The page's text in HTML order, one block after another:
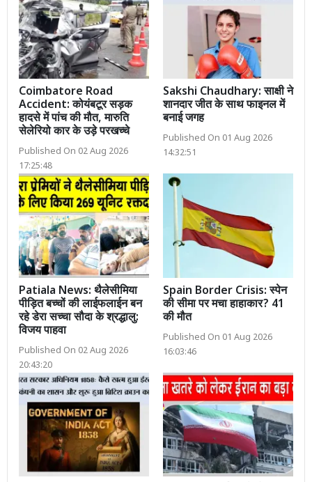
Coimbatore Road
Accident: कोयंबटूर सड़क
हादसे में पांच की मौत, मारुति
सेलेरियो कार के उड़े परखच्चे
Published On 02 Aug 2026
17:25:48
Sakshi Chaudhary: साक्षी ने
शानदार जीत के साथ फाइनल में
बनाई जगह
Published On 01 Aug 2026
14:32:51
Patiala News: थैलेसीमिया
पीड़ित बच्चों की लाईफलाईन बन
रहे डेरा सच्चा सौदा के श्रद्धालु:
विजय पाहवा
Published On 02 Aug 2026
20:43:20
Spain Border Crisis: स्पेन
की सीमा पर मचा हाहाकार? 41
की मौत
Published On 01 Aug 2026
16:03:46